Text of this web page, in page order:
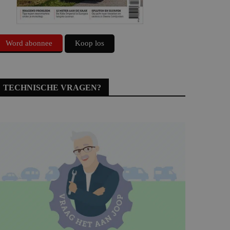
Word abonnee Koop los
TECHNISCHE VRAGEN?